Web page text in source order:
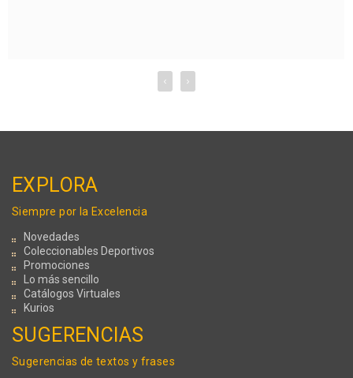
‹ ›
EXPLORA
Siempre por la Excelencia
Novedades
Coleccionables Deportivos
Promociones
Lo más sencillo
Catálogos Virtuales
Kurios
SUGERENCIAS
Sugerencias de textos y frases